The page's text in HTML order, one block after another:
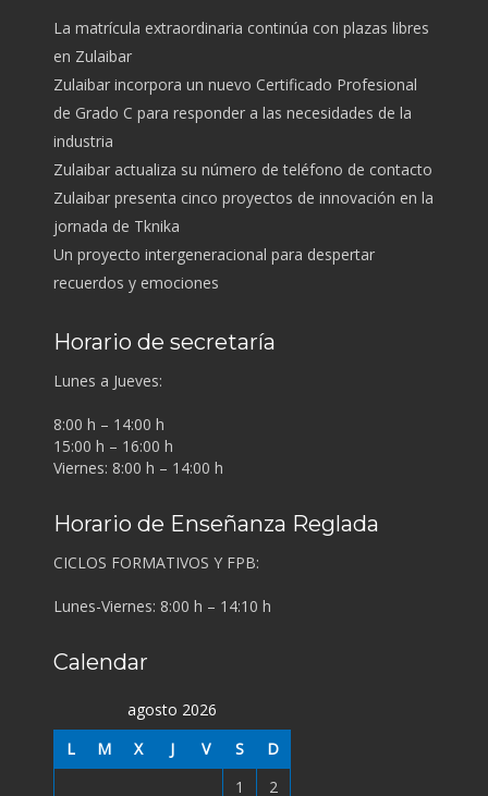
La matrícula extraordinaria continúa con plazas libres
en Zulaibar
Zulaibar incorpora un nuevo Certificado Profesional
de Grado C para responder a las necesidades de la
industria
Zulaibar actualiza su número de teléfono de contacto
Zulaibar presenta cinco proyectos de innovación en la
jornada de Tknika
Un proyecto intergeneracional para despertar
recuerdos y emociones
Horario de secretaría
Lunes a Jueves:
8:00 h – 14:00 h
15:00 h – 16:00 h
Viernes: 8:00 h – 14:00 h
Horario de Enseñanza Reglada
CICLOS FORMATIVOS Y FPB:
Lunes-Viernes: 8:00 h – 14:10 h
Calendar
agosto 2026
L
M X J V S
D
1
2